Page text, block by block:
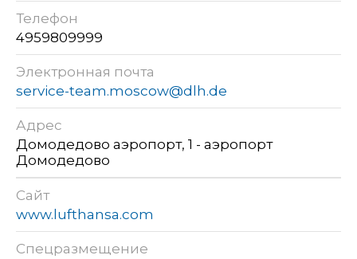
Телефон
4959809999
Электронная почта
service-team.moscow@dlh.de
Адрес
Домодедово аэропорт, 1 - аэропорт
Домодедово
Сайт
www.lufthansa.com
Спецразмещение